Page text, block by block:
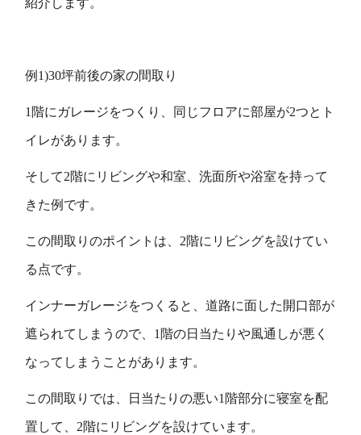
紹介します。
例1)30坪前後の家の間取り
1階にガレージをつくり、同じフロアに部屋が2つとト
イレがあります。
そして2階にリビングや和室、洗面所や浴室を持って
きた例です。
この間取りのポイントは、2階にリビングを設けてい
る点です。
インナーガレージをつくると、道路に面した開口部が
遮られてしまうので、1階の日当たりや風通しが悪く
なってしまうことがあります。
この間取りでは、日当たりの悪い1階部分に寝室を配
置して、2階にリビングを設けています。